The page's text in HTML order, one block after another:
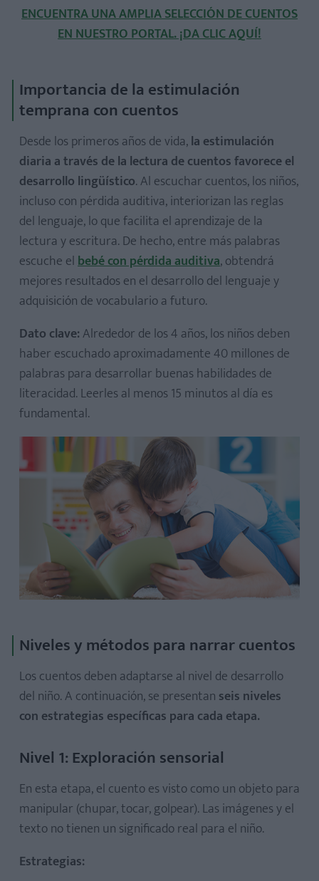
Nivel 2: Atención a objetos
Nivel 3: Relación entre personajes y acciones
Nivel 6: Compartir información
ENCUENTRA UNA AMPLIA SELECCIÓN DE CUENTOS
EN NUESTRO PORTAL. ¡DA CLIC AQUÍ!
Importancia de la estimulación
temprana con cuentos
Desde los primeros años de vida,la estimulación
diaria a través de la lectura de cuentos favorece el
desarrollo lingüístico. Al escuchar cuentos, los niños,
incluso con pérdida auditiva, interiorizan las reglas
del lenguaje, lo que facilita el aprendizaje de la
lectura y escritura. De hecho, entre más palabras
escuche elbebé con pérdida auditiva, obtendrá
mejores resultados en el desarrollo del lenguaje y
adquisición de vocabulario a futuro.
Dato clave:Alrededor de los 4 años, los niños deben
haber escuchado aproximadamente 40 millones de
palabras para desarrollar buenas habilidades de
literacidad. Leerles al menos 15 minutos al día es
fundamental.
Niveles y métodos para narrar cuentos
Los cuentos deben adaptarse al nivel de desarrollo
del niño. A continuación, se presentan seis niveles
con estrategias específicas para cada etapa.
Nivel 1: Exploración sensorial
En esta etapa, el cuento es visto como un objeto para
manipular (chupar, tocar, golpear). Las imágenes y el
texto no tienen un significado real para el niño.
Estrategias: